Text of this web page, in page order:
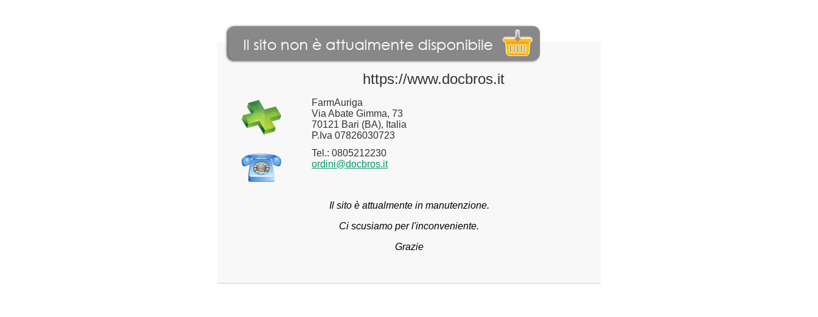
https://www.docbros.it
FarmAuriga
Via Abate Gimma, 73
70121 Bari (BA), Italia
P.Iva 07826030723
Tel.: 0805212230
ordini@docbros.it
Il sito è attualmente in manutenzione.
Ci scusiamo per l'inconveniente.
Grazie